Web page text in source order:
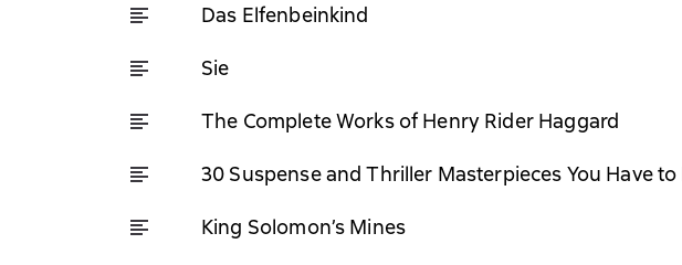
Das Elfenbeinkind
Sie
The Complete Works of Henry Rider Haggard
30 Suspense and Thriller Masterpieces You Have to
King Solomon’s Mines